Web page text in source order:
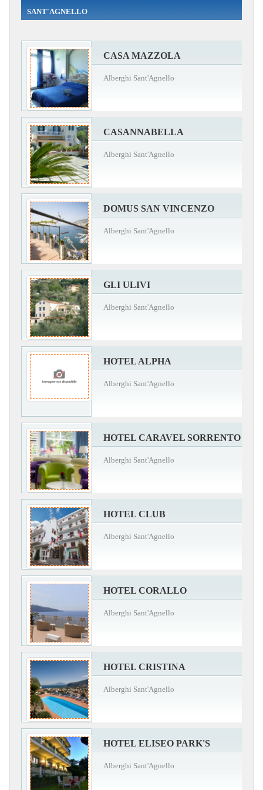
SANT'AGNELLO
CASA MAZZOLA
Alberghi Sant'Agnello
CASANNABELLA
Alberghi Sant'Agnello
DOMUS SAN VINCENZO
Alberghi Sant'Agnello
GLI ULIVI
Alberghi Sant'Agnello
HOTEL ALPHA
Alberghi Sant'Agnello
HOTEL CARAVEL SORRENTO
Alberghi Sant'Agnello
HOTEL CLUB
Alberghi Sant'Agnello
HOTEL CORALLO
Alberghi Sant'Agnello
HOTEL CRISTINA
Alberghi Sant'Agnello
HOTEL ELISEO PARK'S
Alberghi Sant'Agnello